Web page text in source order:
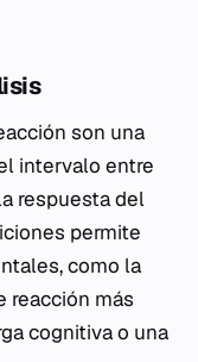
son una
intervalo entre
respuesta del
permite
como la
reacción más
cognitiva o una